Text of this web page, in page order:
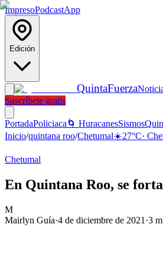
ImpresoPodcastApp
Edición
QuintaFuerza
Suscríbete gratis
PortadaPoliciaca 🌀 HuracanesSismos
Inicio/quintana roo/Chetumal☀️27°C·
Chetumal
En Quintana Roo, se
M
Mairlyn Guía·4 de diciembre de 2021 ·3